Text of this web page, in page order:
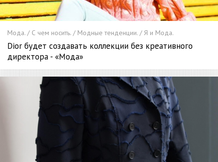
Мода. / С чем носить. / Модные тенденции. / Я и Мода.
Dior будет создавать коллекции без креативного
директора - «Мода»